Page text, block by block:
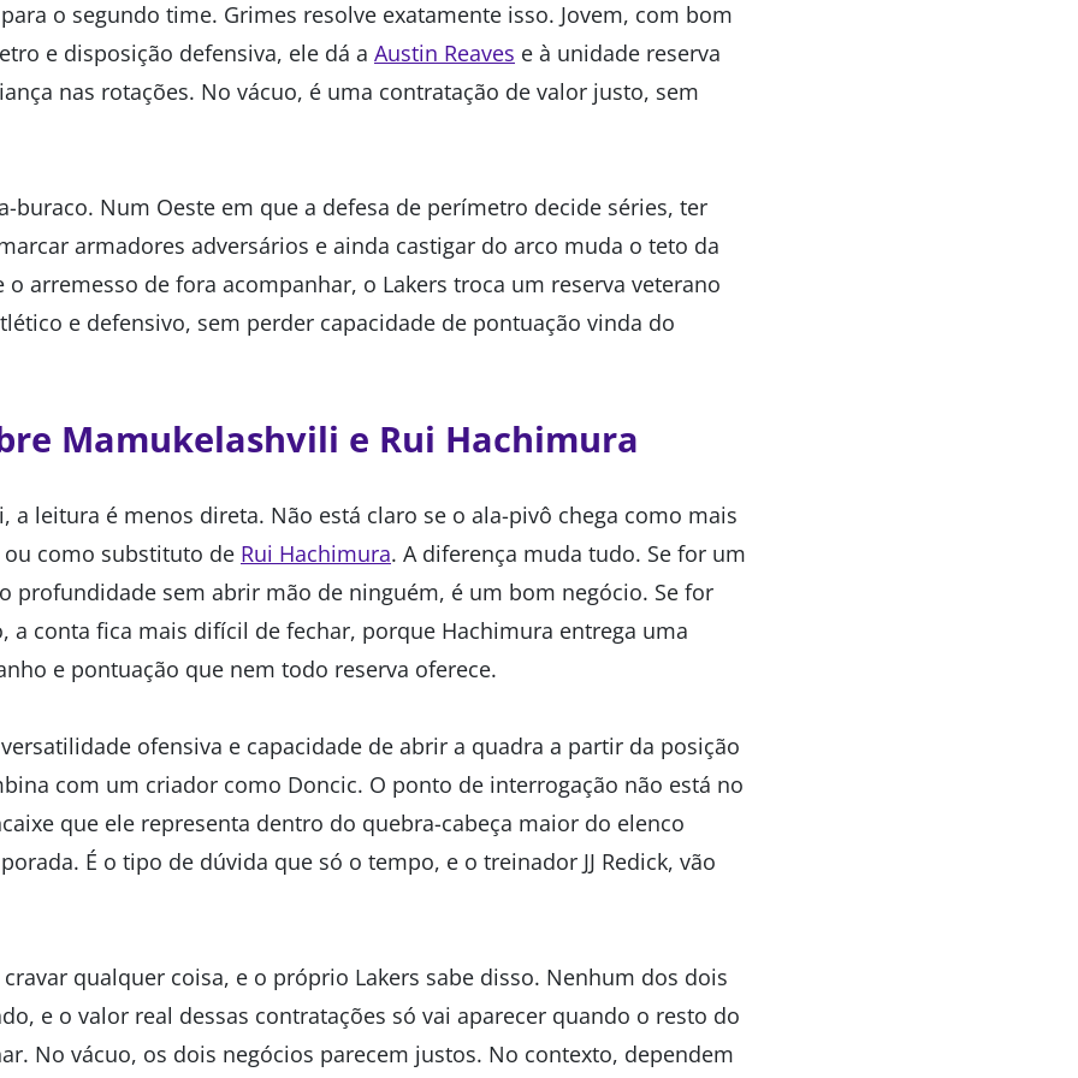
o segundo time. Grimes resolve exatamente isso. Jovem, com bom
e disposição defensiva, ele dá a Austin Reaves e à unidade reserva
nas rotações. No vácuo, é uma contratação de valor justo, sem
buraco. Num Oeste em que a defesa de perímetro decide séries, ter
armadores adversários e ainda castigar do arco muda o teto da
o arremesso de fora acompanhar, o Lakers troca um reserva veterano
e defensivo, sem perder capacidade de pontuação vinda do
Mamukelashvili e Rui Hachimura
a leitura é menos direta. Não está claro se o ala-pivô chega como mais
como substituto de Rui Hachimura. A diferença muda tudo. Se for um
profundidade sem abrir mão de ninguém, é um bom negócio. Se for
a conta fica mais difícil de fechar, porque Hachimura entrega uma
e pontuação que nem todo reserva oferece.
ofensiva e capacidade de abrir a quadra a partir da posição
com um criador como Doncic. O ponto de interrogação não está no
que ele representa dentro do quebra-cabeça maior do elenco
É o tipo de dúvida que só o tempo, e o treinador JJ Redick, vão
qualquer coisa, e o próprio Lakers sabe disso. Nenhum dos dois
e o valor real dessas contratações só vai aparecer quando o resto do
No vácuo, os dois negócios parecem justos. No contexto, dependem